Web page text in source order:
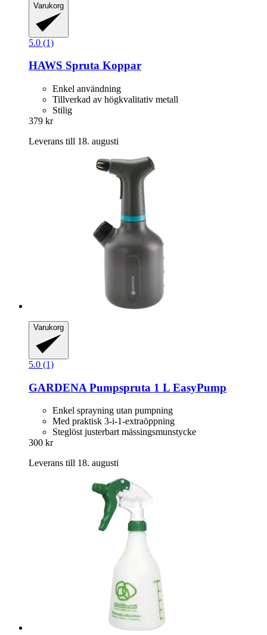
Varukorg
5.0 (1)
HAWS Spruta Koppar
Enkel användning
Tillverkad av högkvalitativ metall
Stilig
379 kr
Leverans till 18. augusti
Varukorg
5.0 (1)
GARDENA Pumpspruta 1 L EasyPump
Enkel sprayning utan pumpning
Med praktisk 3-i-1-extraöppning
Steglöst justerbart mässingsmunstycke
300 kr
Leverans till 18. augusti